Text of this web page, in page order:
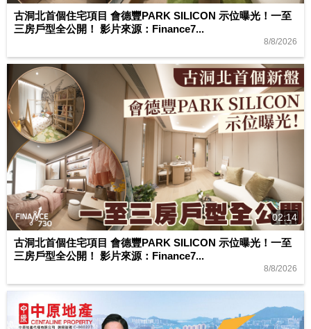
古洞北首個住宅項目 會德豐PARK SILICON 示位曝光！一至
三房戶型全公開！ 影片來源：Finance7...
8/8/2026
02:14
古洞北首個住宅項目 會德豐PARK SILICON 示位曝光！一至
三房戶型全公開！ 影片來源：Finance7...
8/8/2026